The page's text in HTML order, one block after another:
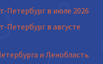
Петербург в июле 2026
Петербург в августе
и Ленобласть